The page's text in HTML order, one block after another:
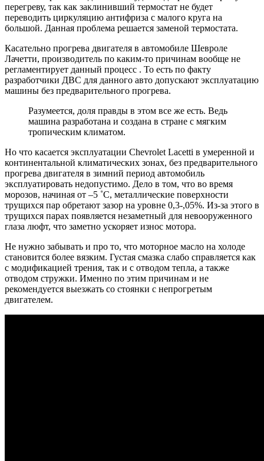
перегреву, так как заклинивший термостат не будет
переводить циркуляцию антифриза с малого круга на
большой. Данная проблема решается заменой термостата.
Касательно прогрева двигателя в автомобиле Шевроле
Лачетти, производитель по каким-то причинам вообще не
регламентирует данный процесс . То есть по факту
разработчики ДВС для данного авто допускают эксплуатацию
машины без предварительного прогрева.
Разумеется, доля правды в этом все же есть. Ведь
машина разработана и создана в стране с мягким
тропическим климатом.
Но что касается эксплуатации Chevrolet Lacetti в умеренной и
континентальной климатических зонах, без предварительного
прогрева двигателя в зимний период автомобиль
эксплуатировать недопустимо. Дело в том, что во время
морозов, начиная от –5 ˚С, металлические поверхности
трущихся пар обретают зазор на уровне 0,3-,05%. Из-за этого в
трущихся парах появляется незаметный для невооруженного
глаза люфт, что заметно ускоряет износ мотора.
Не нужно забывать и про то, что моторное масло на холоде
становится более вязким. Густая смазка слабо справляется как
с модификацией трения, так и с отводом тепла, а также
отводом стружки. Именно по этим причинам и не
рекомендуется выезжать со стоянки с непрогретым
двигателем.